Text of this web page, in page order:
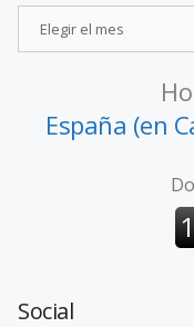
España (en
Social